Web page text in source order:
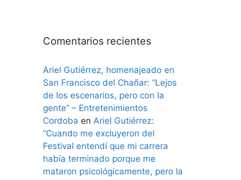
Comentarios recientes
Ariel Gutiérrez, homenajeado en
San Francisco del Chañar: “Lejos
de los escenarios, pero con la
gente” – Entretenimientos
Cordoba en Ariel Gutiérrez:
“Cuando me excluyeron del
Festival entendí que mi carrera
había terminado porque me
mataron psicológicamente, pero la